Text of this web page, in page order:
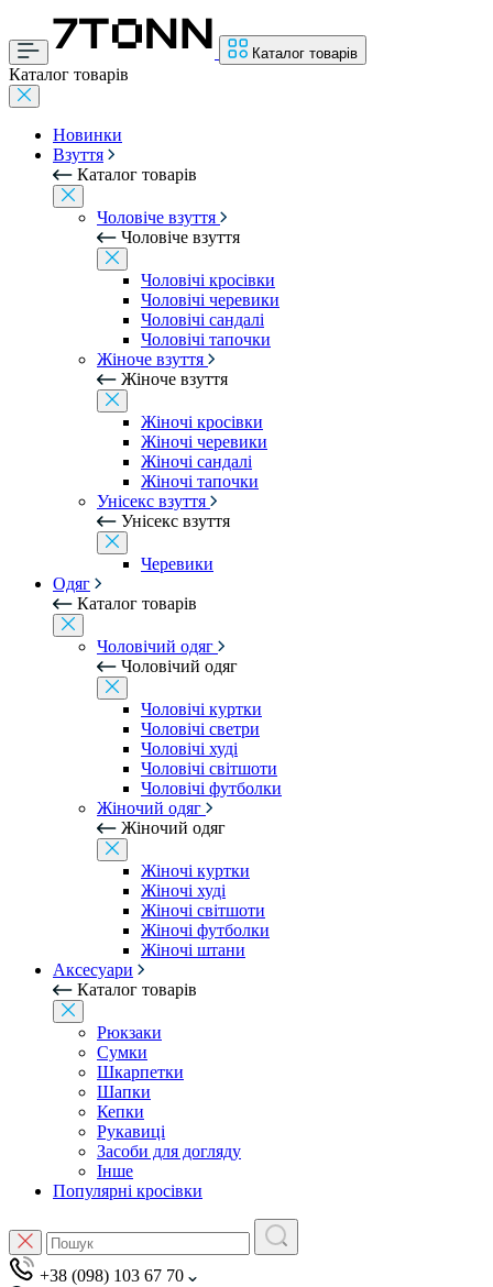
Каталог товарів
Каталог товарів
Новинки
Взуття
Каталог товарів
Чоловіче взуття
Чоловіче взуття
Чоловічі кросівки
Чоловічі черевики
Чоловічі сандалі
Чоловічі тапочки
Жіноче взуття
Жіноче взуття
Жіночі кросівки
Жіночі черевики
Жіночі сандалі
Жіночі тапочки
Унісекс взуття
Унісекс взуття
Черевики
Одяг
Каталог товарів
Чоловічий одяг
Чоловічий одяг
Чоловічі куртки
Чоловічі светри
Чоловічі худі
Чоловічі світшоти
Чоловічі футболки
Жіночий одяг
Жіночий одяг
Жіночі куртки
Жіночі худі
Жіночі світшоти
Жіночі футболки
Жіночі штани
Аксесуари
Каталог товарів
Рюкзаки
Сумки
Шкарпетки
Шапки
Кепки
Рукавиці
Засоби для догляду
Інше
Популярні кросівки
+38 (098) 103 67 70